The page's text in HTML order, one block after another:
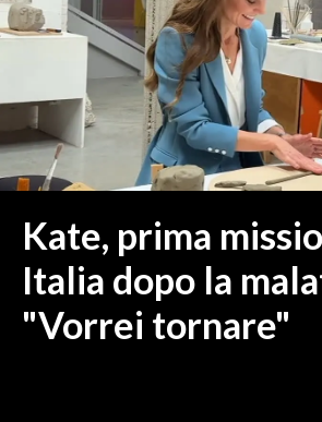
MEDIO CAMPIDANO
ORISTANO E PROVINCIA
SASSARI E PROVINCIA
GALLURA
NUORO E PROVINCIA
OGLIASTRA
ITALIA
MONDO
Kate, prima
Italia dopo la
"Vorrei tornare"